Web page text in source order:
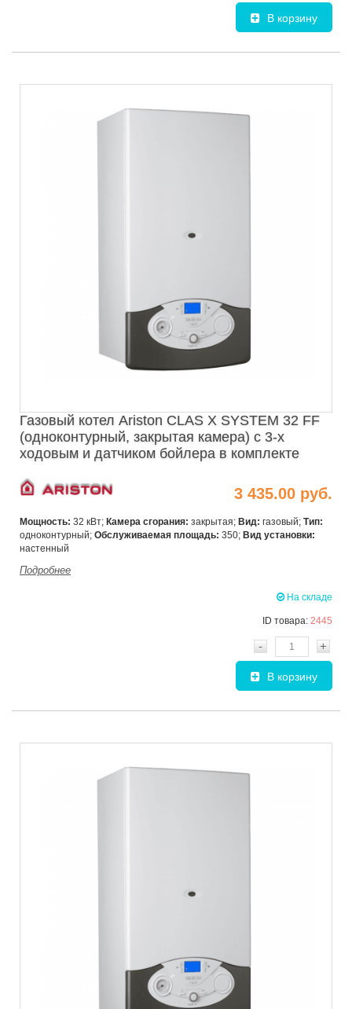
В корзину
Газовый котел Ariston CLAS X SYSTEM 32 FF
(одноконтурный, закрытая камера) с 3-х
ходовым и датчиком бойлера в комплекте
3 435.00 руб.
Мощность: 32 кВт; Камера сгорания: закрытая; Вид: газовый; Тип:
одноконтурный; Обслуживаемая площадь: 350; Вид установки:
настенный
Подробнее
На складе
ID товара: 2445
- +
В корзину